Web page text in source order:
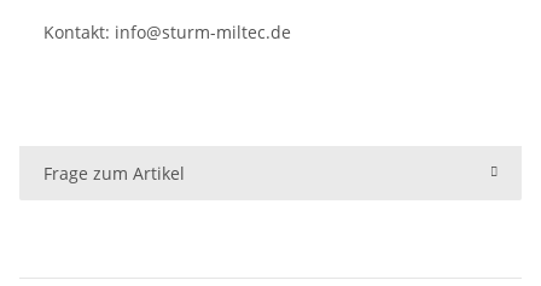
Kontakt: info@sturm-miltec.de
Frage zum Artikel